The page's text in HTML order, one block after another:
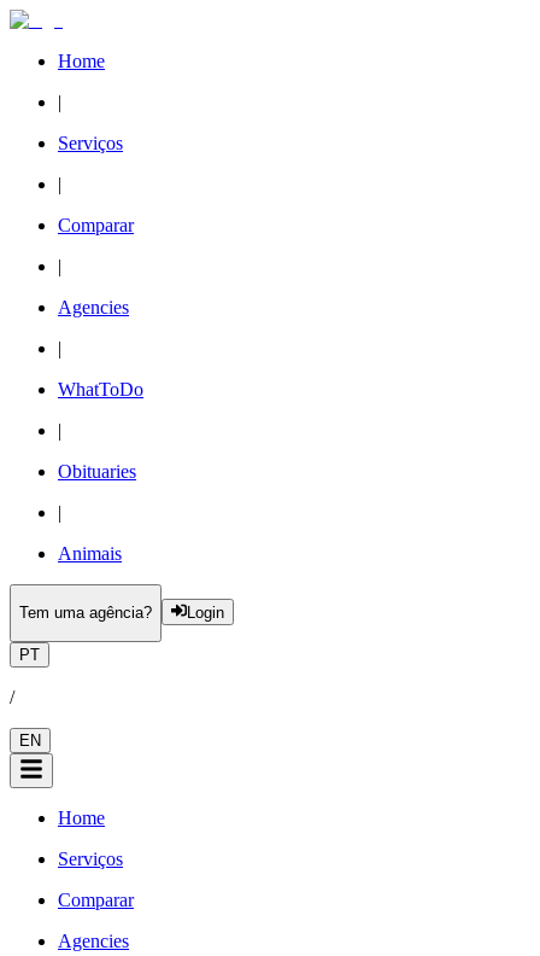
Home
|
Serviços
|
Comparar
|
Agencies
|
WhatToDo
|
Obituaries
|
Animais
Tem uma agência? Login
PT
/
EN
Home
Serviços
Comparar
Agencies